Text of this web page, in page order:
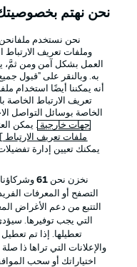
to be
Official Partners
نحن نهتم
نحن نستخدم
وملفات تعريف الارتباط
العمل بشكل آمن ومن ثمَّ،
به. وبالنقر على "قبول
أنه يمكننا أيضًا استخدام
تعريف الارتباط الخاصة
الخاصة بوسائل التواصل
جهات خارجية . يمكن
ملفات تعريف الارتباط
يمكنك تعيين إدارة
نخزن نحن 61وشركاؤنا
التصفح أو المعرفات
التتبع من دعم الأغراض
التي يجب توفيرها.
تعطيلها. إذا تم
والإعلانات التي تراها ذا
اختياراتك أو سحب